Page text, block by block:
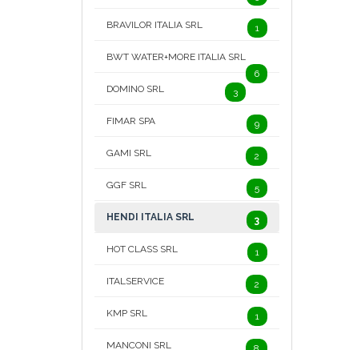
BRAVILOR ITALIA SRL 1
BWT WATER+MORE ITALIA SRL
6
DOMINO SRL
3
FIMAR SPA 9
GAMI SRL 2
GGF SRL 5
HENDI ITALIA SRL 3
HOT CLASS SRL 1
ITALSERVICE 2
KMP SRL 1
MANCONI SRL